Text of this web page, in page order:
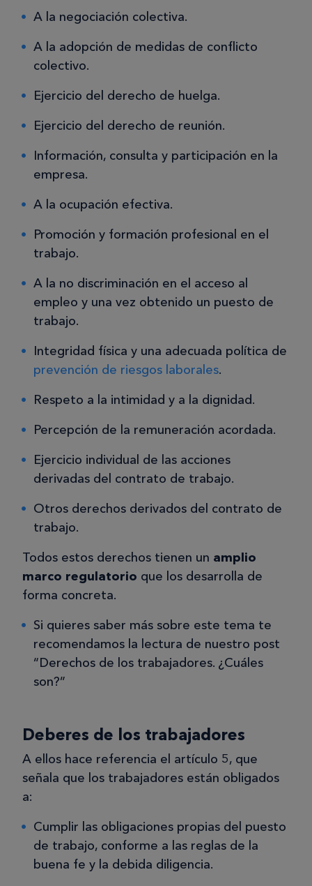
A la negociación colectiva.
A la adopción de medidas de conflicto
colectivo.
Ejercicio del derecho de huelga.
Ejercicio del derecho de reunión.
Información, consulta y participación en la
empresa.
A la ocupación efectiva.
Promoción y formación profesional en el
trabajo.
A la no discriminación en el acceso al
empleo y una vez obtenido un puesto de
trabajo.
Integridad física y una adecuada política de
prevención de riesgos laborales.
Respeto a la intimidad y a la dignidad.
Percepción de la remuneración acordada.
Ejercicio individual de las acciones
derivadas del contrato de trabajo.
Otros derechos derivados del contrato de
trabajo.
Todos estos derechos tienen un amplio
marco regulatorio que los desarrolla de
forma concreta.
Si quieres saber más sobre este tema te
recomendamos la lectura de nuestro post
“Derechos de los trabajadores. ¿Cuáles
son?”
Deberes de los trabajadores
A ellos hace referencia el artículo 5, que
señala que los trabajadores están obligados
a:
Cumplir las obligaciones propias del puesto
de trabajo, conforme a las reglas de la
buena fe y la debida diligencia.